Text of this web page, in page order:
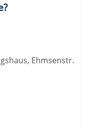
Ehmsenstr.